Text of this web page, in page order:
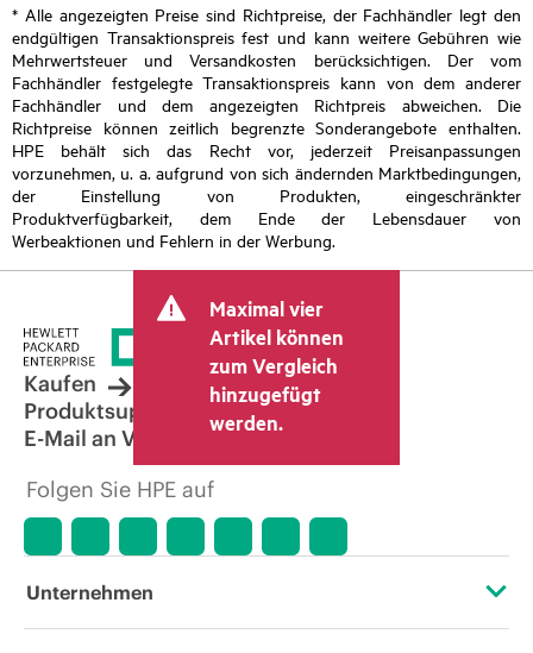
* Alle angezeigten Preise sind Richtpreise, der Fachhändler legt den
endgültigen Transaktionspreis fest und kann weitere Gebühren wie
Mehrwertsteuer und Versandkosten berücksichtigen. Der vom
Fachhändler festgelegte Transaktionspreis kann von dem anderer
Fachhändler und dem angezeigten Richtpreis abweichen. Die
Richtpreise können zeitlich begrenzte Sonderangebote enthalten.
HPE behält sich das Recht vor, jederzeit Preisanpassungen
vorzunehmen, u. a. aufgrund von sich ändernden Marktbedingungen,
der Einstellung von Produkten, eingeschränkter
Produktverfügbarkeit, dem Ende der Lebensdauer von
Werbeaktionen und Fehlern in der Werbung.
Maximal vier
Artikel können
zum Vergleich
hinzugefügt
werden.
Kaufen
Produktsupport
E-Mail an Vertrieb
Folgen Sie HPE auf
Unternehmen